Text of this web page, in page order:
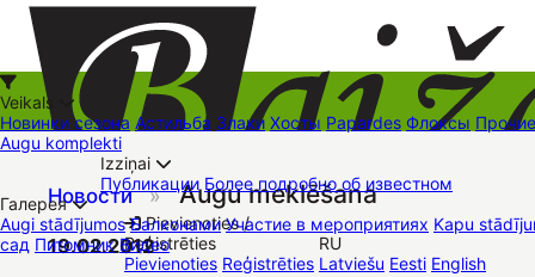
+37126545879 baizas@baizas.lv
Pievienoties /
Reģistrēties
Pievienoties Reģistrēties
RU
Latviešu Eesti English
Veikals
Новинки сезона Астильба Злаки Хосты Papardes Флоксы Прочие
Augu komplekti
Kā iepirkties
Izziņai
Публикации Более подробно об известном
Галерея
Augi stādījumos Балконами Участие в мероприятиях Kapu
сад Питомник Видео
Торговые места Контакты Dāvanu kartes Augu komplekti
Новости » Augu meklēšana
19.02.2012